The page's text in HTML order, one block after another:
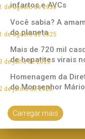
infartos e AVCs
de agosto de 2025
Você sabia? A
do planeta
de agosto de 2025
Mais de 720 mil
de hepatites virais
de julho de 2025
Homenagem da
do Monsenhor
de junho de 2025
Carregar mais